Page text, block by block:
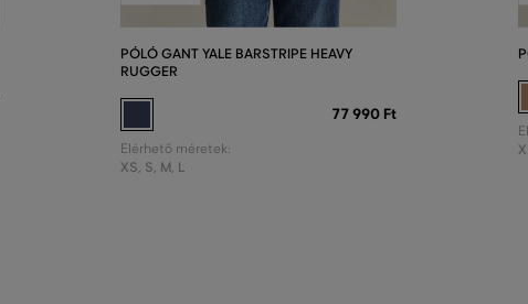
PÓLÓ GANT YALE BARSTRIPE HEAVY
RUGGER
77 990 Ft
Elérhető méretek:
XS S M L